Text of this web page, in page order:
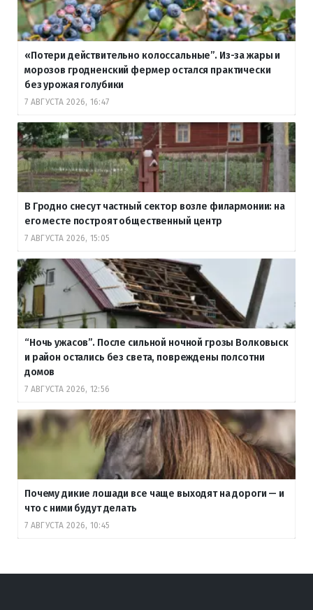
«Потери действительно колоссальные”. Из-за жары и
морозов гродненский фермер остался практически
без урожая голубики
7 АВГУСТА 2026, 16:47
В Гродно снесут частный сектор возле филармонии: на
его месте построят общественный центр
7 АВГУСТА 2026, 15:05
“Ночь ужасов”. После сильной ночной грозы Волковыск
и район остались без света, повреждены полсотни
домов
7 АВГУСТА 2026, 12:56
Почему дикие лошади все чаще выходят на дороги — и
что с ними будут делать
7 АВГУСТА 2026, 10:45